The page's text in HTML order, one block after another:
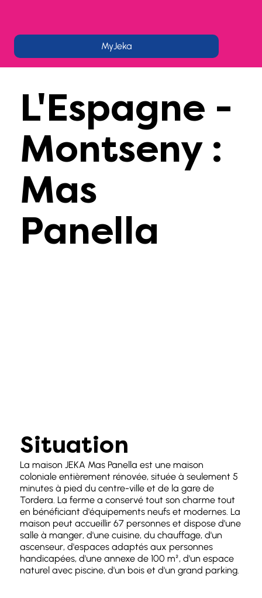
MyJeka
L'Espagne -
Montseny :
Mas
Panella
Situation
La maison JEKA Mas Panella est une maison
coloniale entièrement rénovée, située à seulement 5
minutes à pied du centre-ville et de la gare de
Tordera. La ferme a conservé tout son charme tout
en bénéficiant d'équipements neufs et modernes. La
maison peut accueillir 67 personnes et dispose d'une
salle à manger, d'une cuisine, du chauffage, d'un
ascenseur, d'espaces adaptés aux personnes
handicapées, d'une annexe de 100 m², d'un espace
naturel avec piscine, d'un bois et d'un grand parking.